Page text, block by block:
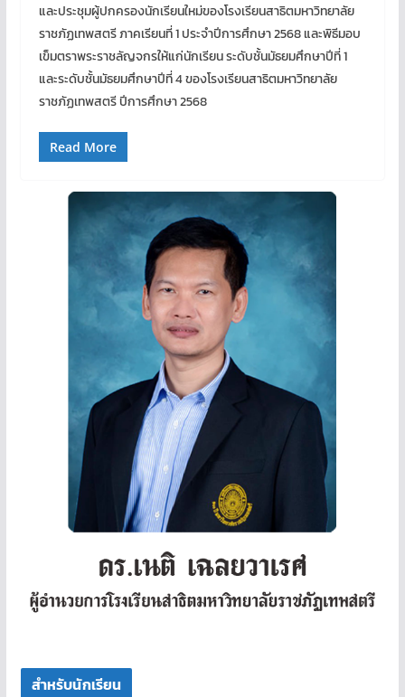
และประชุมผู้ปกครองนักเรียนใหม่ของโรงเรียนสาธิตมหาวิทยาลัย
ราชภัฏเทพสตรี ภาคเรียนที่ 1 ประจำปีการศึกษา 2568 และพิธีมอบ
เข็มตราพระราชลัญจกรให้แก่นักเรียน ระดับชั้นมัธยมศึกษาปีที่ 1
และระดับชั้นมัธยมศึกษาปีที่ 4 ของโรงเรียนสาธิตมหาวิทยาลัย
ราชภัฏเทพสตรี ปีการศึกษา 2568
Read More
สำหรับนักเรียน